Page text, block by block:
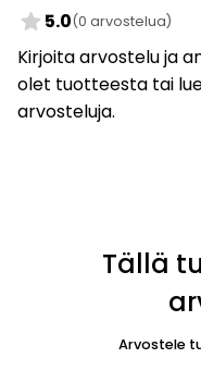
star 5.0(0 arvostelua)
Kirjoita arvostelu ja
olet tuotteesta tai
arvosteluja.
Tällä
Arvostele